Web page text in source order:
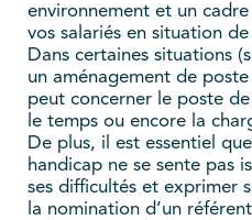
environnement et un
vos salariés en situation
Dans certaines situations
un aménagement de
peut concerner le poste
le temps ou encore la
De plus, il est essentiel
handicap ne se sente pas
ses difficultés et exprimer
la nomination d’un